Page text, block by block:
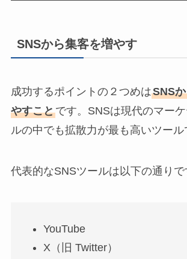
SNSから集客を増やす
成功するポイントの２つめはSNS
やすことです。SNSは現代のマー
ルの中でも拡散力が最も高いツール
代表的なSNSツールは以下の通りで
YouTube
X（旧 Twitter）